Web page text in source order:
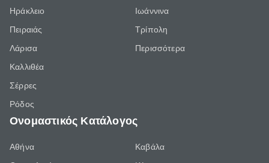
Ηράκλειο
Πειραιάς
Λάρισα
Καλλιθέα
Σέρρες
Ρόδος
Ιωάννινα
Τρίπολη
Περισσότερα
Ονομαστικός Κατάλογος
Αθήνα
Καβάλα